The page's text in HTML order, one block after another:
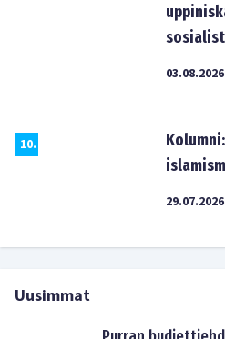
03.08.2026
10.
29.07.2026
Uusimmat